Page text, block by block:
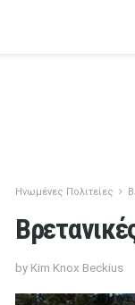
Ηνωμένες Πολιτείες
by Kim Knox Beckius